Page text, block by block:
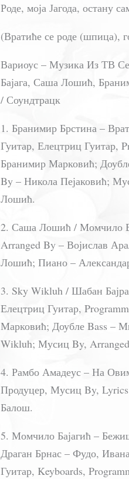
Роде, моја Јагода, остану
(Вратиће се роде (шпица),
Вариоус – Музика Из ТВ
Бајага, Саша Лошић,
/ Соундтрацк
1. Бранимир Брстина –
Гуитар, Елецтриц Гуитар,
Бранимир Марковић;
By – Никола Пејаковић;
Лошић.
2. Саша Лошић / Момчило
Arranged By – Војислав
Лошић; Пиано –
3. Sky Wikluh / Шабан
Елецтриц Гуитар,
Марковић; Доубле Bass –
Wikluh; Мусиц By,
4. Рамбо Амадеус – На
Продуцер, Мусиц By,
Балош.
5. Момчило Бајагић –
Драган Брнас – Фудо,
Гуитар, Keyboards,